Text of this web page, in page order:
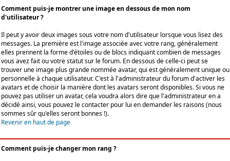
Comment puis-je montrer une image en dessous de mon nom
d'utilisateur ?
Il peut y avoir deux images sous votre nom d'utilisateur lorsque vous lisez des
messages. La première est l'image associée avec votre rang, généralement
elles prennent la forme d'étoiles ou de blocs indiquant combien de messages
vous avez fait ou votre statut sur le forum. En dessous de celle-ci peut se
trouver une image plus grande nommée avatar, qui est généralement unique ou
personnelle à chaque utilisateur. C'est à l'administrateur du forum d'activer les
avatars et de choisir la manière dont les avatars seront disponibles. Si vous ne
pouvez pas utiliser un avatar, cela voudra alors dire que l'administrateur en a
décidé ainsi, vous pouvez le contacter pour lui en demander les raisons (nous
sommes sûr qu'elles seront bonnes !).
Revenir en haut de page
Comment puis-je changer mon rang ?